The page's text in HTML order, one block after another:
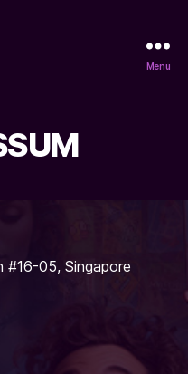
Menu
#16-05, Singapore